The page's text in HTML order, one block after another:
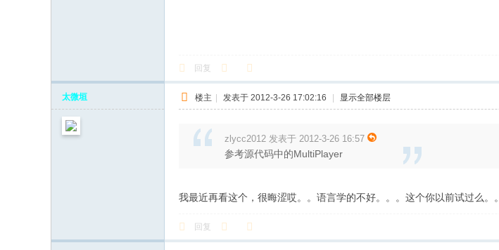
回复
太微垣 楼主 | 发表于 2012-3-26 17:02:16 | 显示全部楼层
zlycc2012 发表于 2012-3-26 16:57
参考源代码中的MultiPlayer
我最近再看这个，很晦涩哎。。语言学的不好。。。这个你以前试过么。。
回复